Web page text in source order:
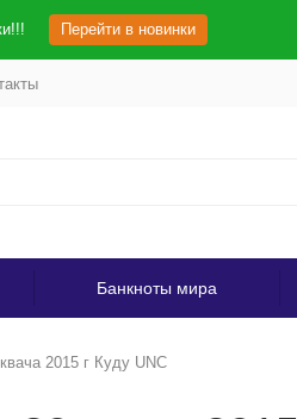
Перейти в новинки
Банкноты мира
2015 г Куду UNC